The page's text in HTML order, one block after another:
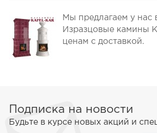
Мы предлагаем у нас
Изразцовые камины
ценам с доставкой.
Подписка на новости
Будьте в курсе новых акций и